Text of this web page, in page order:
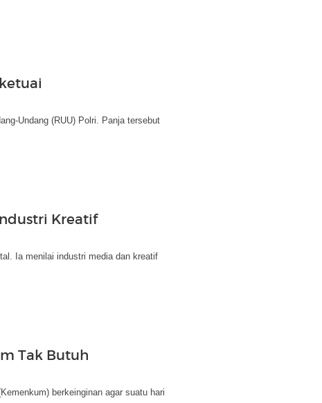
Undang (RUU) Polri. Panja tersebut
Kreatif
Ia menilai industri media dan kreatif
Tak Butuh
berkeinginan agar suatu hari